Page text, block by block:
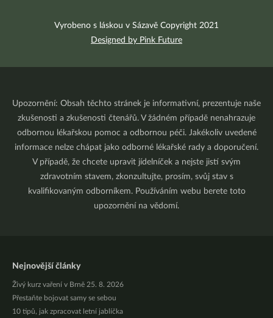
Vyrobeno s láskou v Sázavě Copyright 2021
Designed by Pink Future
Upozornění: Obsah těchto stránek je informativní, prezentuje naše
zkušenosti a zkušenosti čtenářů. V žádném případě nenahrazuje
odbornou lékařskou pomoc a odbornou péči. Jakékoliv uvedené
informace nelze chápat jako odborné lékařské rady a doporučení.
V případě, že chcete upravit jídelníček a nejste jistí svým
zdravotním stavem, zkonzultujte, prosím, svůj stav s
kvalifikovaným odborníkem. Používáním webu berete toto
upozornění na vědomí.
Nejnovější články
Živý kurz vaření v Brně 25. 8. 2026
Přestaňte bojovat samy se sebou
10 tipů, jak zpracovat letní jablíčka